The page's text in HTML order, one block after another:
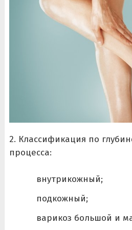
2. Классификация по
процесса:
внутрикожный;
подкожный;
варикоз большой и